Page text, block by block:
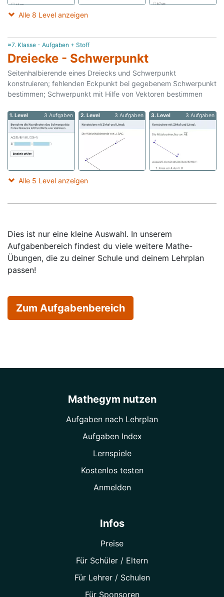
Alle 8 Level anzeigen
≈7. Klasse - Aufgaben + Stoff
Dreiecke - Schwerpunkt
Seitenhalbierende eines Dreiecks und Schwerpunkt
konstruieren; fehlenden Eckpunkt bei gegebenem Schwerpunkt
bestimmen; Schwerpunkt mit Hilfe von Vektoren bestimmen
1. Level 3 Aufgaben 2. Level 3 Aufgaben 3. Level 3 Aufgaben
Alle 5 Level anzeigen
Dies ist nur eine kleine Auswahl. In unserem
Aufgabenbereich findest du viele weitere Mathe-
Übungen, die zu deiner Schule und deinem Lehrplan
passen!
Zum Aufgabenbereich
Mathegym nutzen
Aufgaben nach Lehrplan
Aufgaben Index
Lernspiele
Kostenlos testen
Anmelden
Infos
Preise
Für Schüler / Eltern
Für Lehrer / Schulen
Für Sponsoren